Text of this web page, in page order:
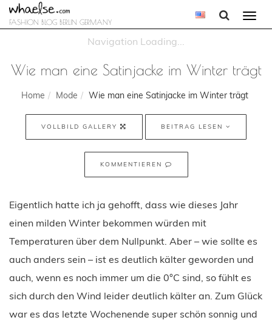
FASHION BLOG BERLIN GERMANY
Wie man eine Satinjacke im Winter trägt
Home Mode Wie man eine Satinjacke im Winter trägt
VOLLBILD GALLERY BEITRAG LESEN
KOMMENTIEREN
Eigentlich hatte ich ja gehofft, dass wie dieses Jahr
einen milden Winter bekommen würden mit
Temperaturen über dem Nullpunkt. Aber – wie sollte es
auch anders sein – ist es deutlich kälter geworden und
auch, wenn es noch immer um die 0°C sind, so fühlt es
sich durch den Wind leider deutlich kälter an. Zum Glück
war es das letzte Wochenende super schön sonnig und